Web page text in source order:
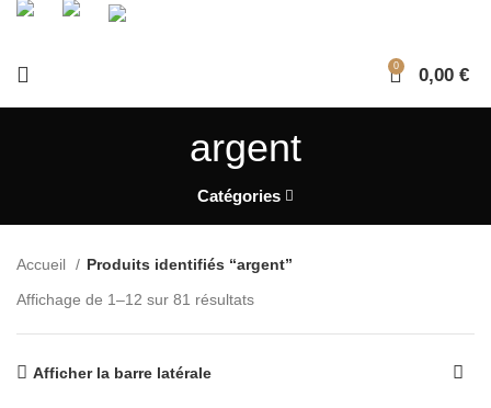
0 0,00 €
argent
Catégories
Accueil
Produits identifiés “argent”
Affichage de 1–12 sur 81 résultats
Afficher la barre latérale